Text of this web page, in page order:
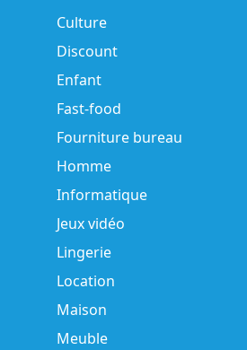
Culture
Discount
Enfant
Fast-food
Fourniture bureau
Homme
Informatique
Jeux vidéo
Lingerie
Location
Maison
Meuble